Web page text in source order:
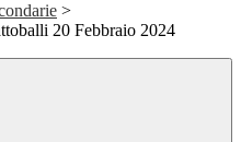
>
20 Febbraio 2024